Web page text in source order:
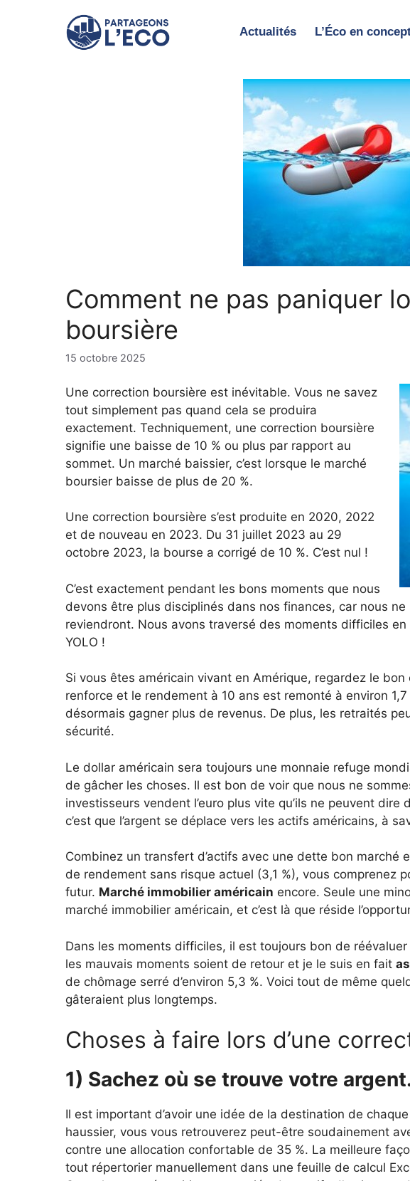
Actualités L’Éco en
Comment ne pas paniquer
boursière
15 octobre 2025
Une correction boursière est inévitable. Vous ne savez
tout simplement pas quand cela se produira
exactement. Techniquement, une correction boursière
signifie une baisse de 10 % ou plus par rapport au
sommet. Un marché baissier, c’est lorsque le marché
boursier baisse de plus de 20 %.
Une correction boursière s’est produite en 2020, 2022
et de nouveau en 2023. Du 31 juillet 2023 au 29
octobre 2023, la bourse a corrigé de 10 %. C’est nul !
C’est exactement pendant les bons moments que nous
devons être plus disciplinés dans nos finances, car nous
reviendront. Nous avons traversé des moments difficiles
YOLO !
Si vous êtes américain vivant en Amérique, regardez le
renforce et le rendement à 10 ans est remonté à environ
désormais gagner plus de revenus. De plus, les retraités
sécurité.
Le dollar américain sera toujours une monnaie refuge
de gâcher les choses. Il est bon de voir que nous ne
investisseurs vendent l’euro plus vite qu’ils ne peuvent
c’est que l’argent se déplace vers les actifs américains, à
Combinez un transfert d’actifs avec une dette bon
de rendement sans risque actuel (3,1 %), vous comprenez
futur. Marché immobilier américain encore. Seule une
marché immobilier américain, et c’est là que réside
Dans les moments difficiles, il est toujours bon de
les mauvais moments soient de retour et je le suis en fait
de chômage serré d’environ 5,3 %. Voici tout de même
gâteraient plus longtemps.
Choses à faire lors d’une
1) Sachez où se trouve votre
Il est important d’avoir une idée de la destination de
haussier, vous vous retrouverez peut-être soudainement
contre une allocation confortable de 35 %. La meilleure
tout répertorier manuellement dans une feuille de calcul